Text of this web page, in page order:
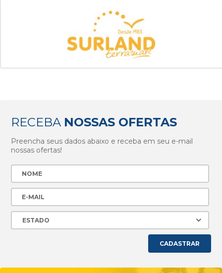
RECEBA NOSSAS OFERTAS
Preencha seus dados abaixo e receba em seu e-mail
nossas ofertas!
CADASTRAR